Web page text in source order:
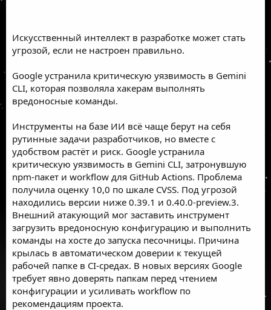
Искусственный интеллект в разработке может стать
угрозой, если не настроен правильно.
Google устранила критическую уязвимость в Gemini
CLI, которая позволяла хакерам выполнять
вредоносные команды.
Инструменты на базе ИИ всё чаще берут на себя
рутинные задачи разработчиков, но вместе с
удобством растёт и риск. Google устранила
критическую уязвимость в Gemini CLI, затронувшую
npm-пакет и workflow для GitHub Actions. Проблема
получила оценку 10,0 по шкале CVSS. Под угрозой
находились версии ниже 0.39.1 и 0.40.0-preview.3.
Внешний атакующий мог заставить инструмент
загрузить вредоносную конфигурацию и выполнить
команды на хосте до запуска песочницы. Причина
крылась в автоматическом доверии к текущей
рабочей папке в CI-средах. В новых версиях Google
требует явно доверять папкам перед чтением
конфигурации и усиливать workflow по
рекомендациям проекта.